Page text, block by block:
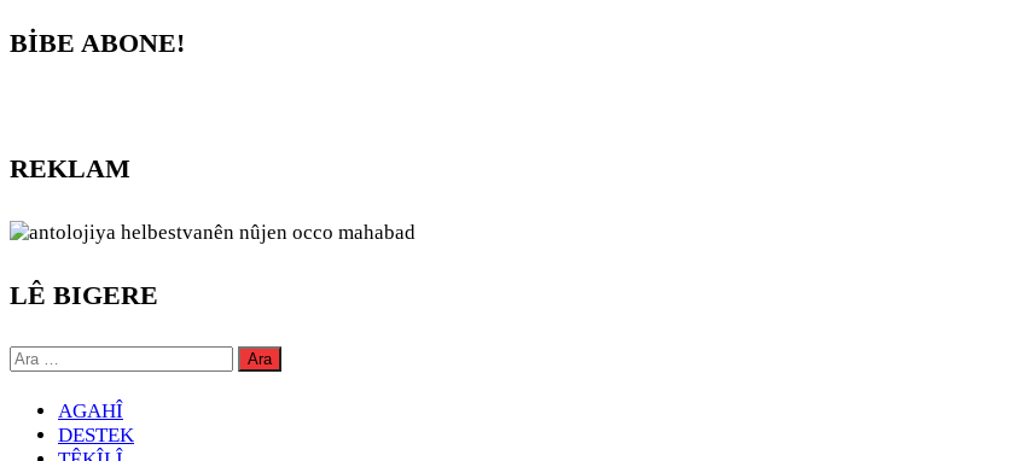
BİBE ABONE!
REKLAM
LÊ BIGERE
Arama:
AGAHÎ
DESTEK